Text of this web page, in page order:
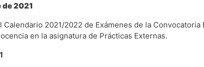
2021
Calendario 2021/2022 de Exámenes de la Convocatoria
en la asignatura de Prácticas Externas.